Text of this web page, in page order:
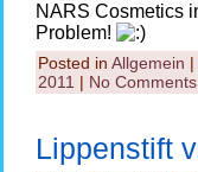
NARS Cosmetics
Problem!
Posted in Allgemein |
2011 | No
Lippenstift